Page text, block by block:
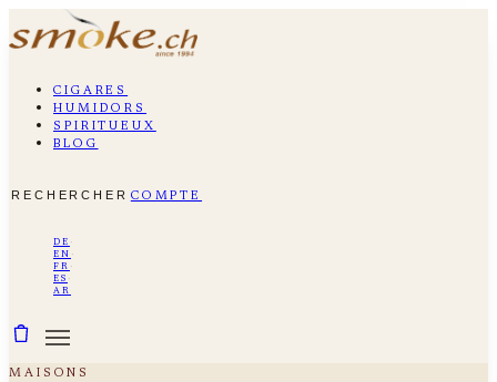
cigares
humidors
spiritueux
blog
rechercher compte
de ·
en ·
fr ·
es ·
ar
maisons